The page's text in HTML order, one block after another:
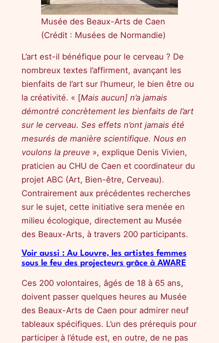
Musée des Beaux-Arts de Caen
(Crédit : Musées de Normandie)
L’art est-il bénéfique pour le cerveau ? De
nombreux textes l’affirment, avançant les
bienfaits de l’art sur l’humeur, le bien être ou
la créativité. « [Mais aucun] n’a jamais
démontré concrètement les bienfaits de l’art
sur le cerveau. Ses effets n’ont jamais été
mesurés de manière scientifique. Nous en
voulons la preuve », explique Denis Vivien,
praticien au CHU de Caen et coordinateur du
projet ABC (Art, Bien-être, Cerveau).
Contrairement aux précédentes recherches
sur le sujet, cette initiative sera menée en
milieu écologique, directement au Musée
des Beaux-Arts, à travers 200 participants.
Voir aussi : Au Louvre, les artistes femmes
sous le feu des projecteurs grâce à AWARE
Ces 200 volontaires, âgés de 18 à 65 ans,
doivent passer quelques heures au Musée
des Beaux-Arts de Caen pour admirer neuf
tableaux spécifiques. L’un des prérequis pour
participer à l’étude est, en outre, de ne pas